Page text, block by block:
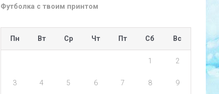
Футболка с твоим принтом
Пн Вт Ср Чт Пт Сб Вс
1 2
3 4 5 6 7 8 9